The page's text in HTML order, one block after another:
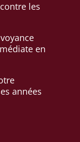
les
en
années